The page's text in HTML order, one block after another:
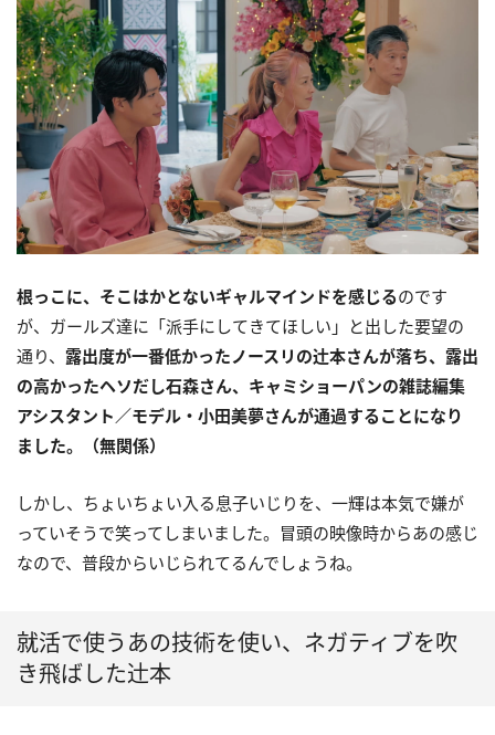
根っこに、そこはかとないギャルマインドを感じるのです
が、ガールズ達に「派手にしてきてほしい」と出した要望の
通り、 露出度が一番低かったノースリの辻󠄀本さんが落ち、露出
の高かったヘソだし石森さん、キャミショーパンの雑誌編集
アシスタント／モデル・小田美夢さんが通過することになり
ました。（無関係）
しかし、ちょいちょい入る息子いじりを、一輝は本気で嫌が
っていそうで笑ってしまいました。冒頭の映像時からあの感じ
なので、普段からいじられてるんでしょうね。
就活で使うあの技術を使い、ネガティブを吹
き飛ばした辻󠄀本